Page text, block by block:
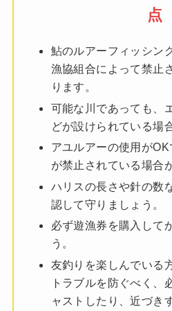
点
鮎のルアーフィッシン
漁協組合によって禁止
ります。
可能な川であっても、
どが設けられている場
アユルアーの使用が
が禁止されている場合
ハリスの長さや針の数
認して守りましょう。
必ず遊漁券を購入して
う。
友釣りを楽しんでいる
トラブルを防ぐべく、
ャストしたり、近づき